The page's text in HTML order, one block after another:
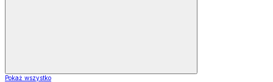
Pokaż wszystko